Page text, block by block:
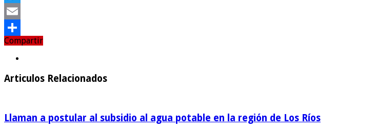
Twitter
Email
Compartir
Compartir
Articulos Relacionados
Llaman a postular al subsidio al agua potable en la región de Los Ríos